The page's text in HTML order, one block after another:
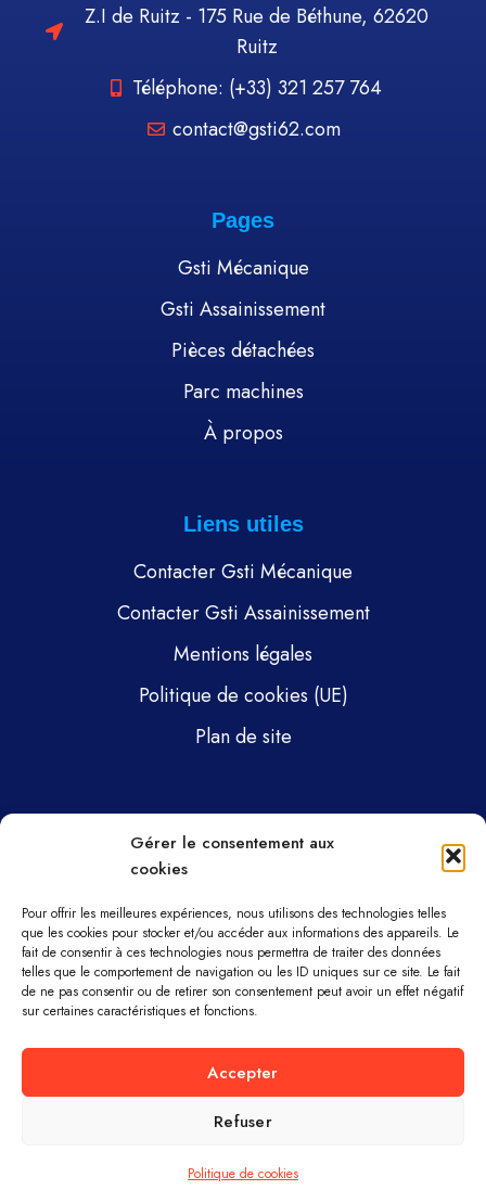
Gérer le consentement aux
cookies
Pour offrir les meilleures expériences, nous utilisons des technologies telles
que les cookies pour stocker et/ou accéder aux informations des appareils. Le
fait de consentir à ces technologies nous permettra de traiter des données
telles que le comportement de navigation ou les ID uniques sur ce site. Le fait
de ne pas consentir ou de retirer son consentement peut avoir un effet négatif
sur certaines caractéristiques et fonctions.
Accepter
Refuser
Politique de cookies
Z.I de Ruitz - 175 Rue de Béthune, 62620
Ruitz
Téléphone: (+33) 321 257 764
contact@gsti62.com
Pages
Gsti Mécanique
Gsti Assainissement
Pièces détachées
Parc machines
À propos
Liens utiles
Contacter Gsti Mécanique
Contacter Gsti Assainissement
Mentions légales
Politique de cookies (UE)
Plan de site
Gsti Mécanique
Gsti Assainissement
Pièces détachées
Parc machines
GSTI MÉCANIQUE ET ASSAINISSEMENT ©
TOUS DROITS RÉSERVÉS.